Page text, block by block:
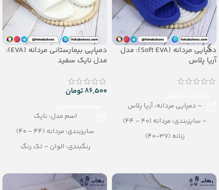
دمپایی مردانه (Soft EVA): مدل
آریا پلاس
– دمپایی مردانه: آریا پلاس
– سایزبندی: مردانه (40 – 44)
زنانه (37-40)
– جنس: EVA soft
دمپایی بیمارستانی مردانه (EVA):
مدل نایک سفید
86,500تومان
اسم مدل: نایک
سایزبندی: مردانه (44 – 40)
رنگبندی: الوان – تک رنگ
جنس: EVA